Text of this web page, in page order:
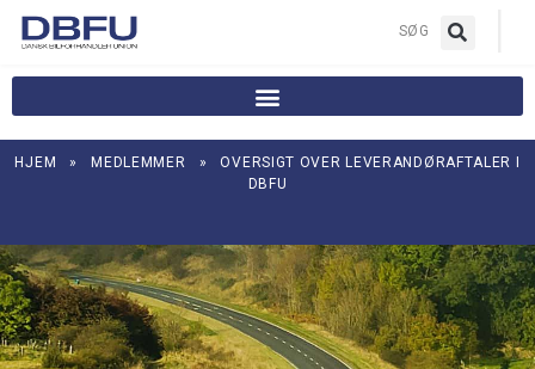
SØG
HJEM » MEDLEMMER »OVERSIGT OVER LEVERANDØRAFTALER I
DBFU